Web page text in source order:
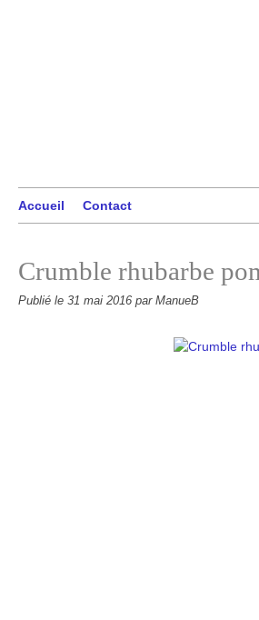
Accueil Contact
Crumble rhubarbe
Publié le 31 mai 2016 par ManueB